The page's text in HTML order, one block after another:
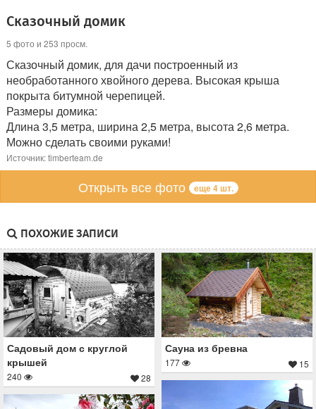
Сказочный домик
5 фото и 253 просм.
Сказочный домик, для дачи построенный из
необработанного хвойного дерева. Высокая крыша
покрыта битумной черепицей.
Размеры домика:
Длина 3,5 метра, ширина 2,5 метра, высота 2,6 метра.
Можно сделать своими руками!
Источник: timberteam.de
Открыть все фото еще 4 шт.
ПОХОЖИЕ ЗАПИСИ
Садовый дом с круглой
крышей
240 28
Сауна из бревна
177 15